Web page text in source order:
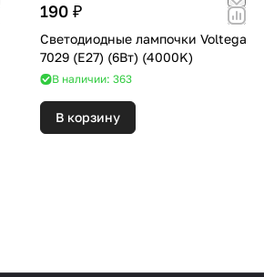
190 ₽
Светодиодные лампочки Voltega
7029 (E27) (6Вт) (4000K)
В наличии: 363
В корзину